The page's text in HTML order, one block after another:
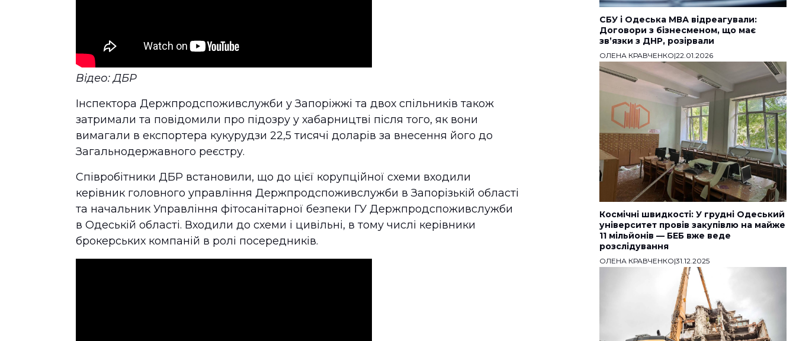
Відео: ДБР
Інспектора Держпродспоживслужби у Запоріжжі та двох спільників також
затримали та повідомили про підозру у хабарництві після того, як вони
вимагали в експортера кукурудзи 22,5 тисячі доларів за внесення його до
Загальнодержавного реєстру.
Співробітники ДБР встановили, що до цієї корупційної схеми входили
керівник головного управління Держпродспоживслужби в Запорізькій області
та начальник Управління фітосанітарної безпеки ГУ Держпродспоживслужби
в Одеській області. Входили до схеми і цивільні, в тому числі керівники
брокерських компаній в ролі посередників.
СБУ і Одеська МВА відреагували:
Договори з бізнесменом, що має
звʼязки з ДНР, розірвали
ОЛЕНА КРАВЧЕНКО|22.01.2026
Космічні швидкості: У грудні Одеський
університет провів закупівлю на майже
11 мільйонів — БЕБ вже веде
розслідування
ОЛЕНА КРАВЧЕНКО|31.12.2025